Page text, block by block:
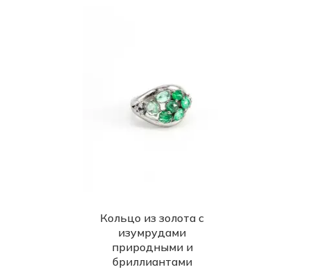
Кольцо из золота с
изумрудами
природными и
бриллиантами